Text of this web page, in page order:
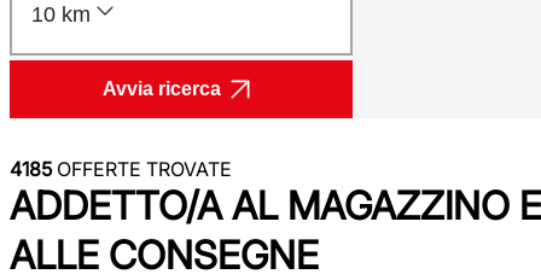
10 km
Avvia ricerca
4185OFFERTE TROVATE
ADDETTO/A AL MAGAZZINO E
ALLE CONSEGNE